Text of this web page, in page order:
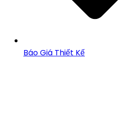
Báo Giá Thiết Kế